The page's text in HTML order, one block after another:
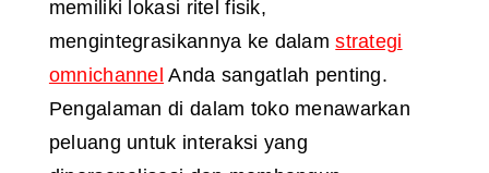
memiliki lokasi ritel fisik,
mengintegrasikannya ke dalamstrategi
omnichannel Anda sangatlah penting.
Pengalaman di dalam toko menawarkan
peluang untuk interaksi yang